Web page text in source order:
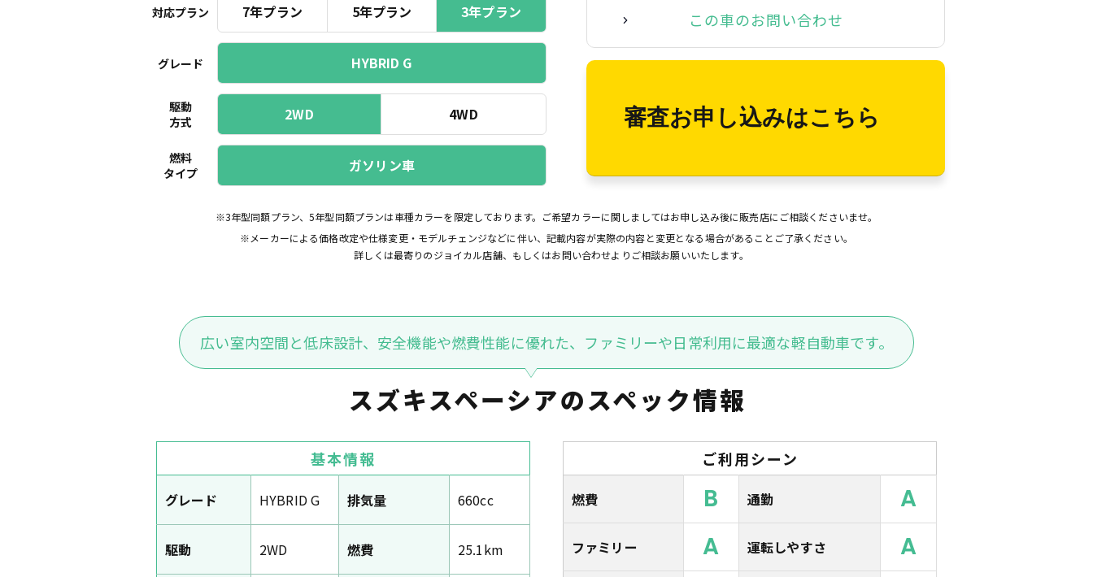
対応プラン 7年プラン 5年プラン 3年プラン
グレード HYBRID G
駆動
方式
2WD 4WD
燃料
タイプ
ガソリン車
この車のお問い合わせ
審査お申し込みはこちら
※3年型同額プラン、5年型同額プランは車種カラーを限定しております。ご希望カラーに関しましてはお申し込み後に販売店にご相談くださいませ。
※メーカーによる価格改定や仕様変更・モデルチェンジなどに伴い、記載内容が実際の内容と変更となる場合があることご了承ください。
詳しくは最寄りのジョイカル店舗、もしくはお問い合わせよりご相談お願いいたします。
広い室内空間と低床設計、安全機能や燃費性能に優れた、ファミリーや日常利用に最適な軽自動車です。
スズキスペーシアのスペック情報
基本情報
グレード HYBRID G 排気量 660cc
駆動 2WD 燃費 25.1km
ご利用シーン
燃費 B 通勤 A
ファミリー A 運転しやすさ A